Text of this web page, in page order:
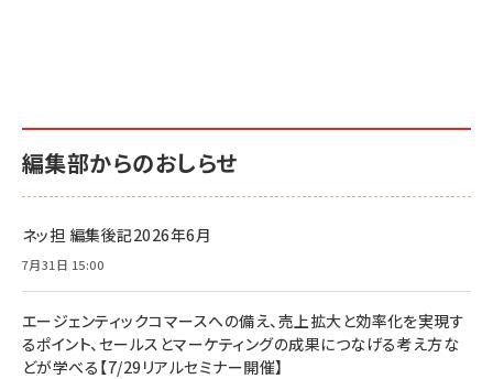
編集部からのおしらせ
ネッ担 編集後記2026年6月
7月31日 15:00
エージェンティックコマースへの備え、売上拡大と効率化を実現す
るポイント、セールスとマーケティングの成果につなげる考え方な
どが学べる【7/29リアルセミナー開催】